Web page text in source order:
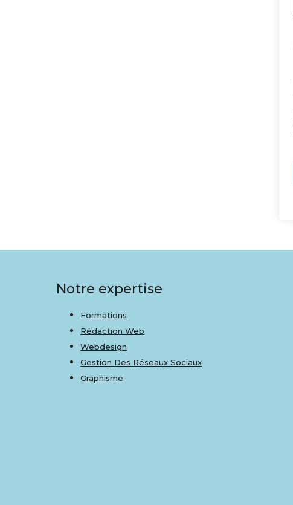
Notre expertise
Formations
Rédaction Web
Webdesign
Gestion Des Réseaux Sociaux
Graphisme